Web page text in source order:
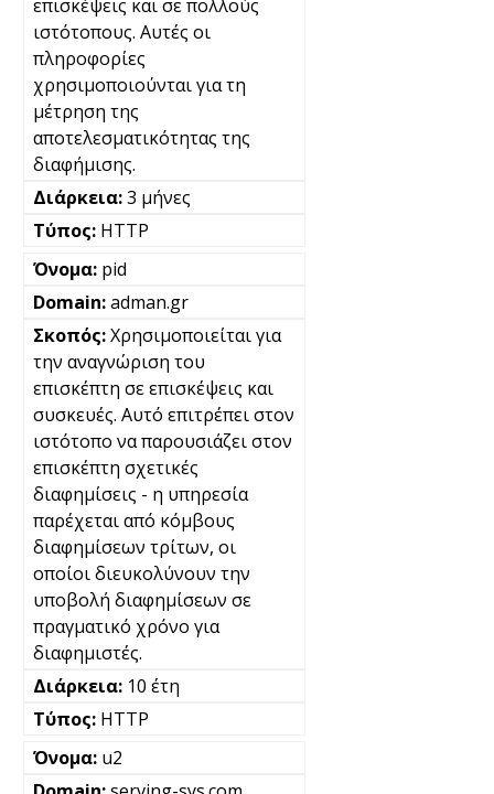
επισκέψεις και σε πολλούς
ιστότοπους. Αυτές οι
πληροφορίες
χρησιμοποιούνται για τη
μέτρηση της
αποτελεσματικότητας της
διαφήμισης.
3 μήνες
HTTP
pid
adman.gr
Χρησιμοποιείται για
την αναγνώριση του
επισκέπτη σε επισκέψεις και
συσκευές. Αυτό επιτρέπει στον
ιστότοπο να παρουσιάζει στον
επισκέπτη σχετικές
διαφημίσεις - η υπηρεσία
παρέχεται από κόμβους
διαφημίσεων τρίτων, οι
οποίοι διευκολύνουν την
υποβολή διαφημίσεων σε
πραγματικό χρόνο για
διαφημιστές.
10 έτη
HTTP
u2